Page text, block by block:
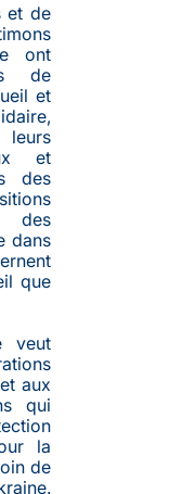
et de
ont
de
et
et
des
des
dans
que
veut
aux
qui
la
de